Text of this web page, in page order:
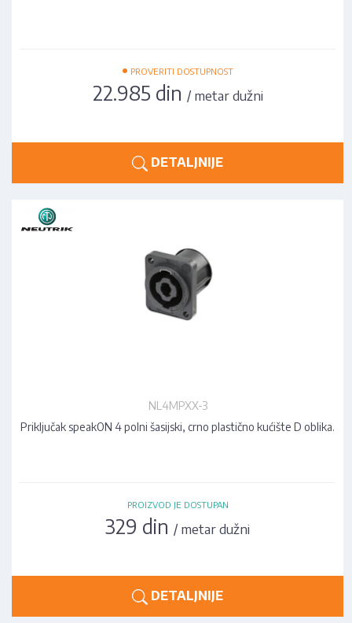
• PROVERITI DOSTUPNOST
22.985 din / metar dužni
DETALJNIJE
NL4MPXX-3
Priključak speakON 4 polni šasijski, crno plastično kućište D oblika.
PROIZVOD JE DOSTUPAN
329 din / metar dužni
DETALJNIJE